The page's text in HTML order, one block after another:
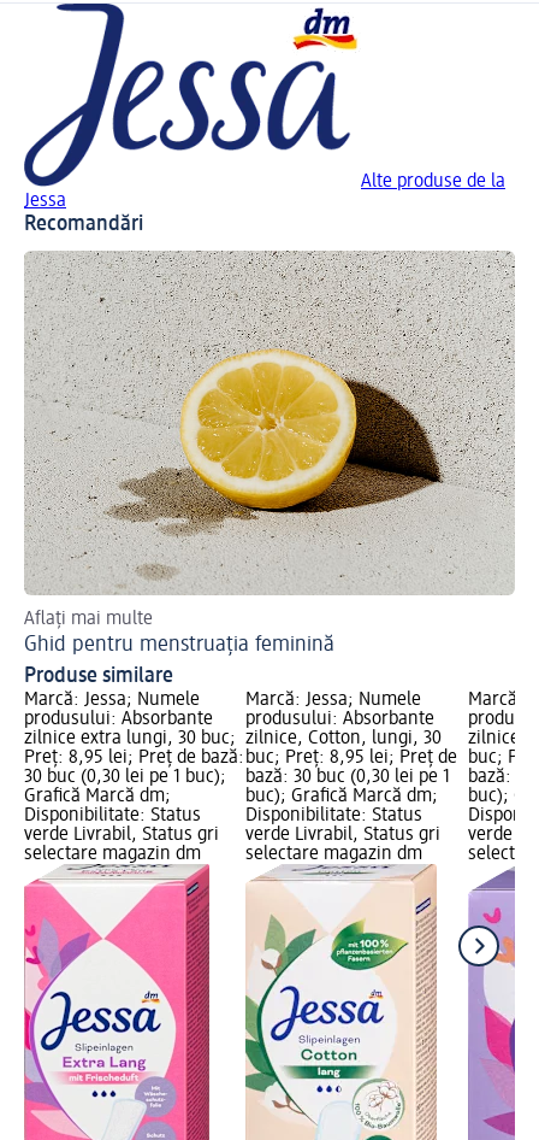
Alte produse de la
Jessa
Recomandări
Aflați mai multe
Ghid pentru menstruația feminină
Produse similare
Marcă: Jessa; Numele
produsului: Absorbante
zilnice extra lungi, 30 buc;
Preț: 8,95 lei; Preț de bază:
30 buc (0,30 lei pe 1 buc);
Grafică Marcă dm;
Disponibilitate: Status
verde Livrabil, Status gri
selectare magazin dm
Marcă: Jessa; Numele
produsului: Absorbante
zilnice, Cotton, lungi, 30
buc; Preț: 8,95 lei; Preț de
bază: 30 buc (0,30 lei pe 1
buc); Grafică Marcă dm;
Disponibilitate: Status
verde Livrabil, Status gri
selectare magazin dm
Marcă:
zilnice
buc;
bază:
buc);
verde